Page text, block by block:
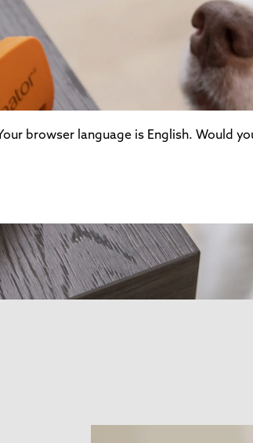
browser language is English. Would